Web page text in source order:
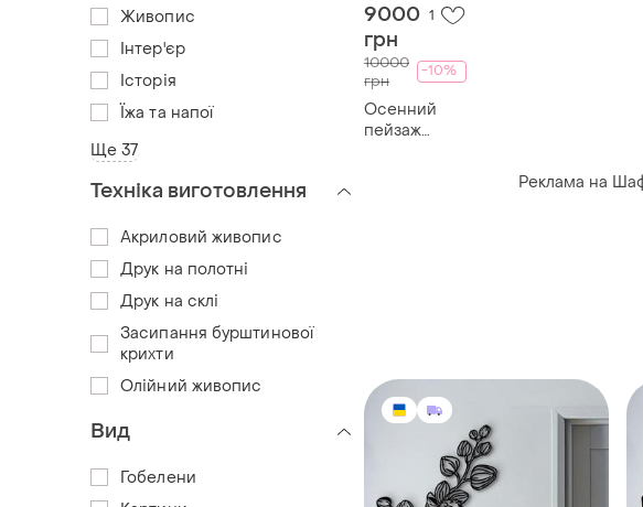
9000
грн
1
10000
грн
-10%
Осенний
пейзаж
Реклама на
Живопис
Інтер'єр
Історія
Їжа та напої
Ще 37
Техніка виготовлення
Акриловий живопис
Друк на полотні
Друк на склі
Засипання бурштинової
крихти
Олійний живопис
Вид
Гобелени